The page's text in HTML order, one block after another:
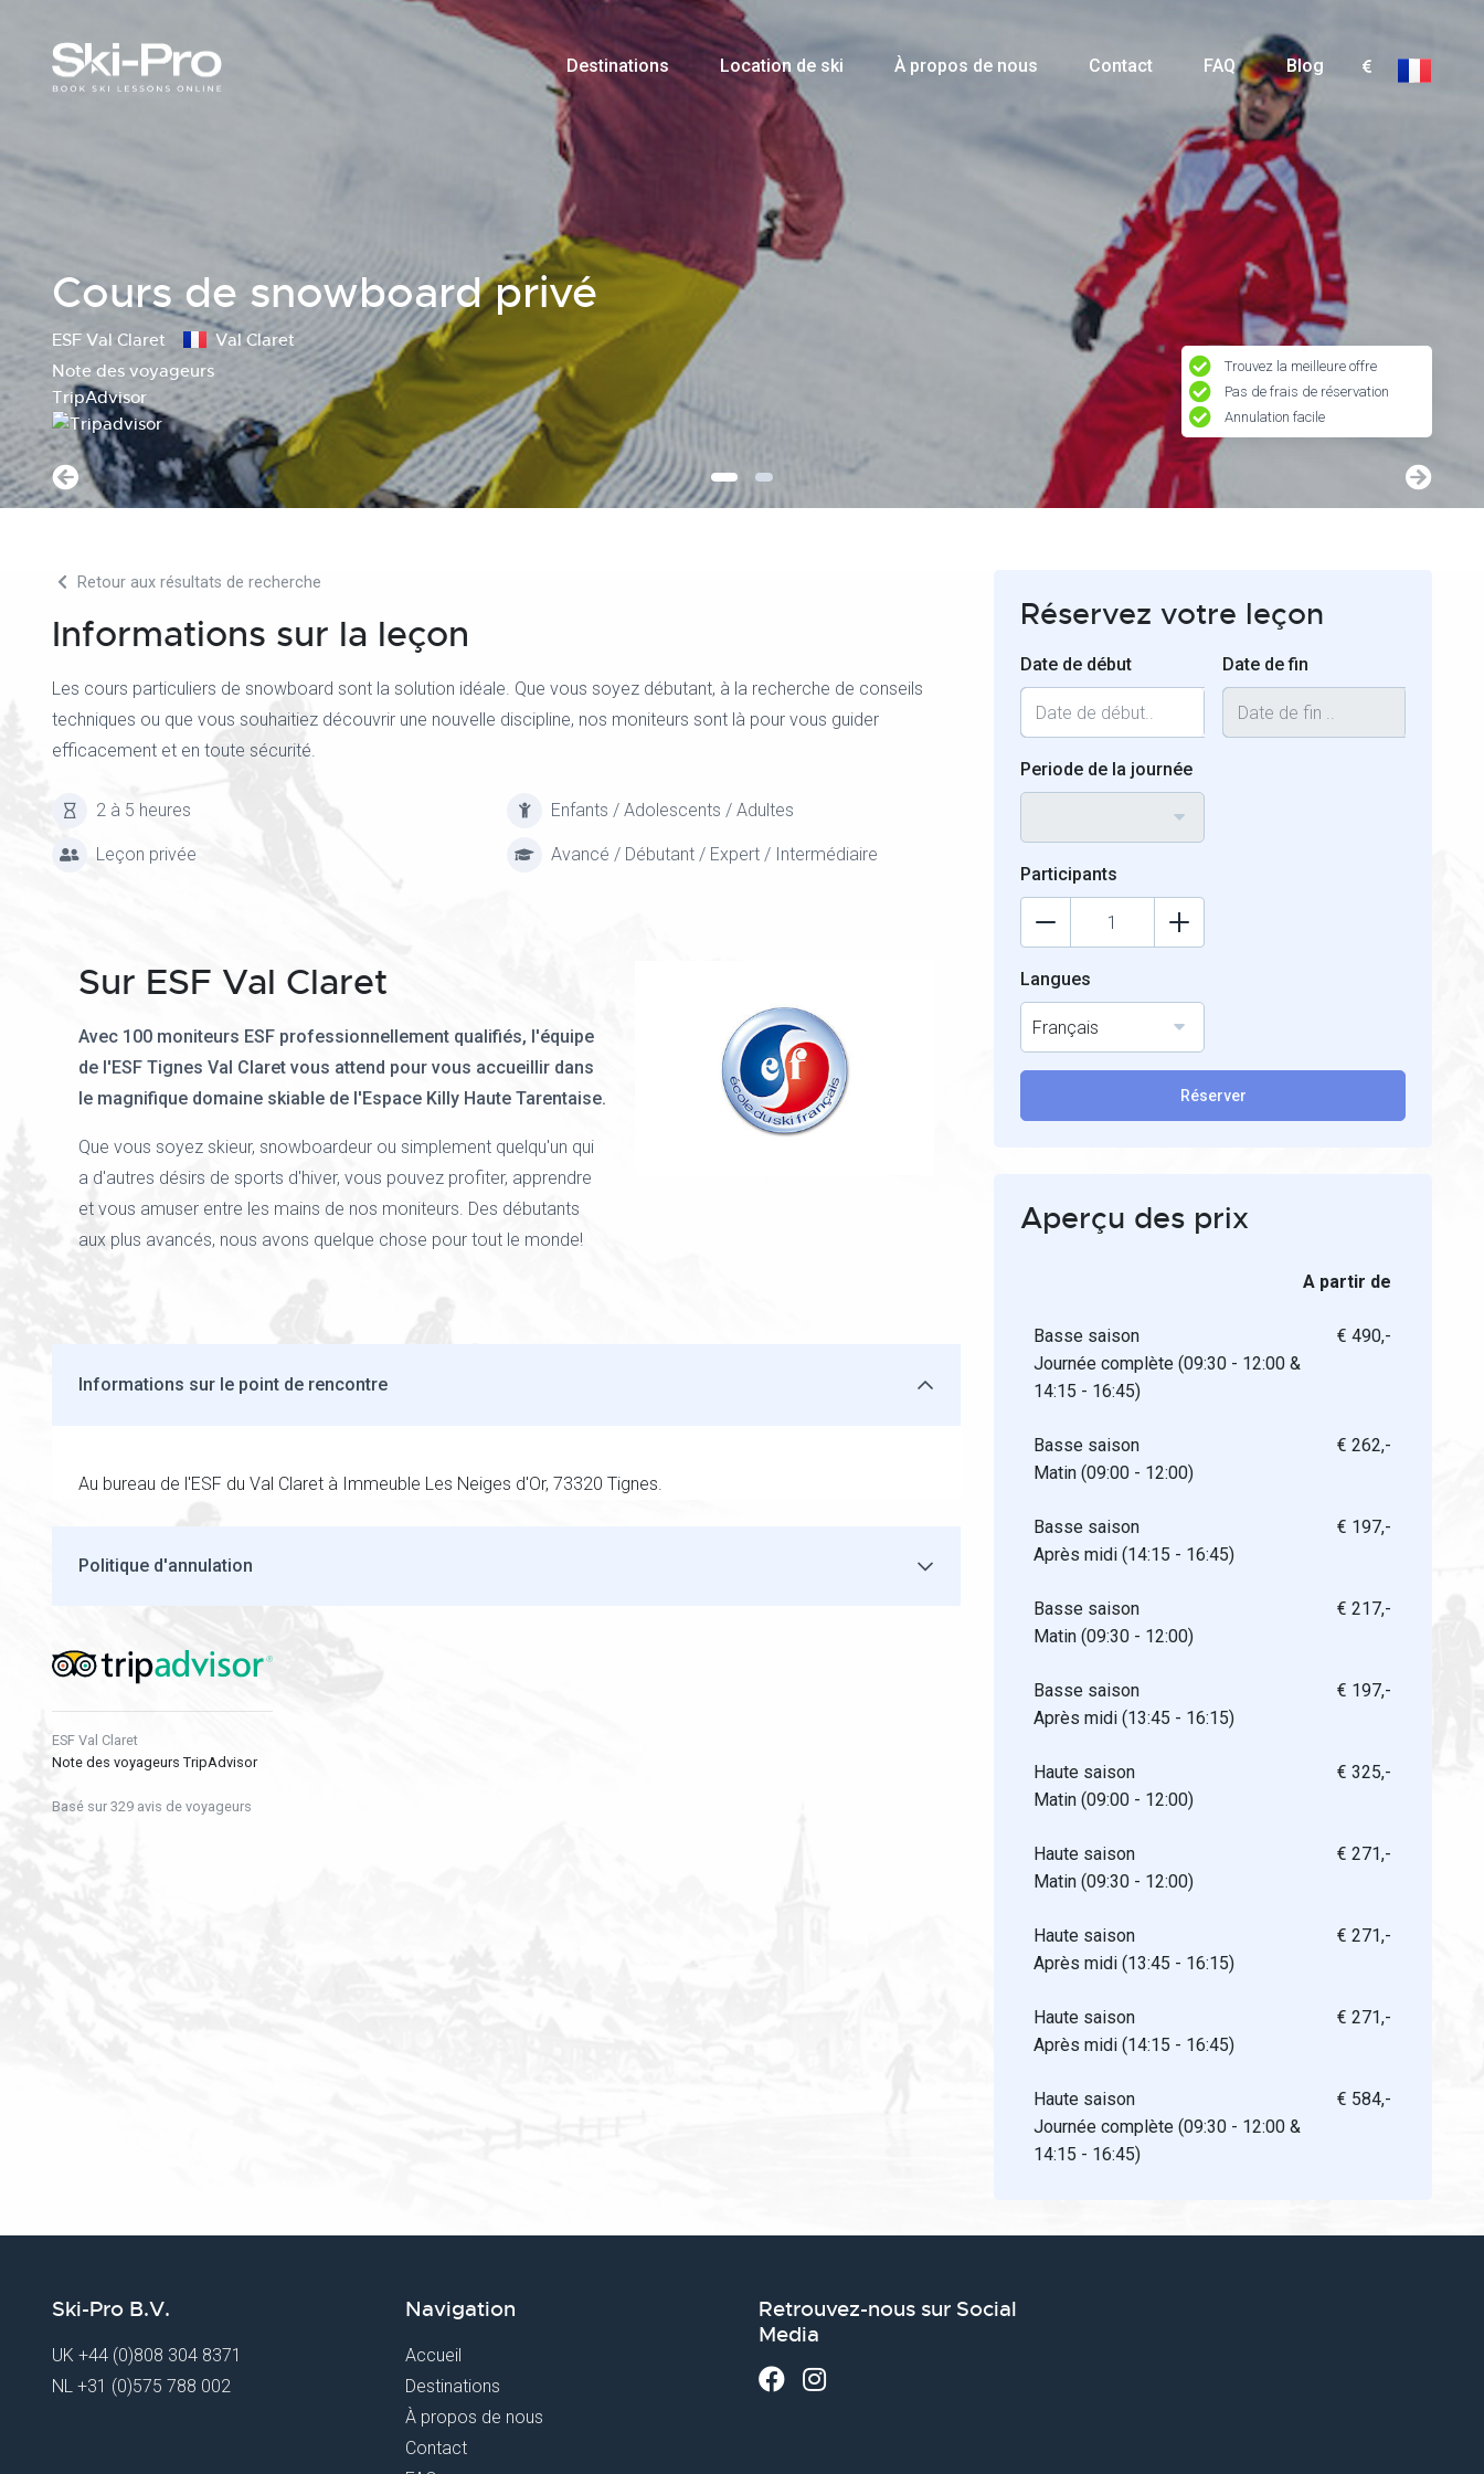
Destinations Location de ski À propos de nous Contact FAQ Blog
Cours de snowboard privé
ESF Val Claret
Val Claret
Note des voyageurs
TripAdvisor
Trouvez la meilleure offre
Pas de frais de réservation
Annulation facile
Retour aux résultats de recherche
Informations sur la leçon
Les cours particuliers de snowboard sont la solution idéale. Que vous soyez débutant, à la recherche de conseils
techniques ou que vous souhaitiez découvrir une nouvelle discipline, nos moniteurs sont là pour vous guider
efficacement et en toute sécurité.
2 à 5 heures Enfants / Adolescents / Adultes
Leçon privée Avancé / Débutant / Expert / Intermédiaire
Sur ESF Val Claret
Avec 100 moniteurs ESF professionnellement qualifiés, l'équipe
de l'ESF Tignes Val Claret vous attend pour vous accueillir dans
le magnifique domaine skiable de l'Espace Killy Haute Tarentaise.
Que vous soyez skieur, snowboardeur ou simplement quelqu'un qui
a d'autres désirs de sports d'hiver, vous pouvez profiter, apprendre
et vous amuser entre les mains de nos moniteurs. Des débutants
aux plus avancés, nous avons quelque chose pour tout le monde!
Réservez votre leçon
Date de début Date de fin
Periode de la journée
Participants
Langues
Français
Réserver
Aperçu des prix
A partir de
Basse saison
Journée complète (09:30 - 12:00 &
14:15 - 16:45)
€ 490,-
Basse saison
Matin (09:00 - 12:00)
€ 262,-
Basse saison
Après midi (14:15 - 16:45)
€ 197,-
Basse saison
Matin (09:30 - 12:00)
€ 217,-
Basse saison
Après midi (13:45 - 16:15)
€ 197,-
Haute saison
Matin (09:00 - 12:00)
€ 325,-
Haute saison
Matin (09:30 - 12:00)
€ 271,-
Haute saison
Après midi (13:45 - 16:15)
€ 271,-
Haute saison
Après midi (14:15 - 16:45)
€ 271,-
Haute saison
Journée complète (09:30 - 12:00 &
14:15 - 16:45)
€ 584,-
Informations sur le point de rencontre
Au bureau de l'ESF du Val Claret à Immeuble Les Neiges d'Or, 73320 Tignes.
Politique d'annulation
ESF Val Claret
Note des voyageurs TripAdvisor
Basé sur 329 avis de voyageurs
Ski-Pro B.V.
UK +44 (0)808 304 8371
NL +31 (0)575 788 002
Navigation
Accueil
Destinations
À propos de nous
Contact
Retrouvez-nous sur Social
Media